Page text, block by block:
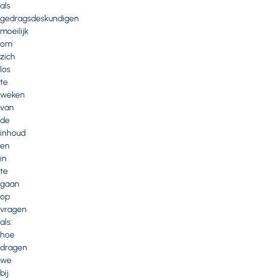
als
gedragsdeskundigen
moeilijk
om
zich
los
te
weken
van
de
inhoud
en
in
te
gaan
op
vragen
als:
hoe
dragen
we
bij